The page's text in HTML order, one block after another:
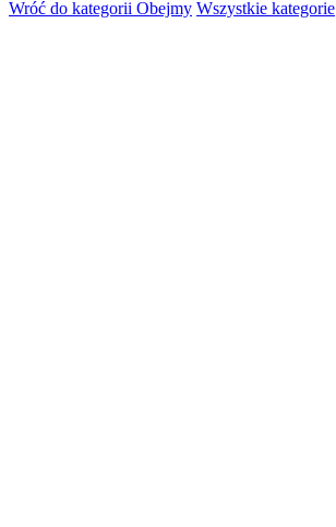
Wróć do kategorii Obejmy Wszystkie kategorie